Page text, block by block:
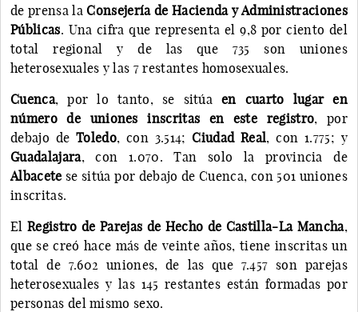
de prensa laConsejería de Hacienda y Administraciones
Públicas. Una cifra que representa el 9,8 por ciento del
total regional y de las que 735 son uniones
heterosexuales y las 7 restantes homosexuales.
Cuenca, por lo tanto, se sitúaen cuarto lugar en
número de uniones inscritas en este registro, por
debajo deToledo, con 3.514;Ciudad Real, con 1.775; y
Guadalajara, con 1.070. Tan solo la provincia de
Albacete se sitúa por debajo de Cuenca, con 501 uniones
inscritas.
ElRegistro de Parejas de Hecho de Castilla-La Mancha,
que se creó hace más de veinte años, tiene inscritas un
total de 7.602 uniones, de las que 7.457 son parejas
heterosexuales y las 145 restantes están formadas por
personas del mismo sexo.